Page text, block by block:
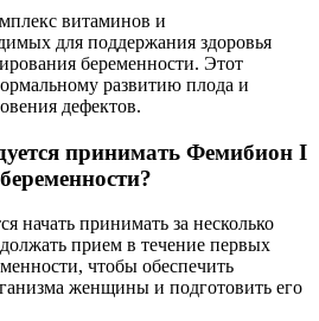
витаминов и
для поддержания здоровья
беременности. Этот
развитию плода и
дефектов.
принимать Фемибион I
начать принимать за несколько
прием в течение первых
чтобы обеспечить
женщины и подготовить его